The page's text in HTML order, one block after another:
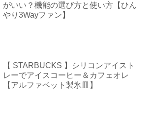
がいい？機能の選び方と使い方【ひん
やり3Wayファン】
【 STARBUCKS 】シリコンアイスト
レーでアイスコーヒー＆カフェオレ
【アルファベット製氷皿】